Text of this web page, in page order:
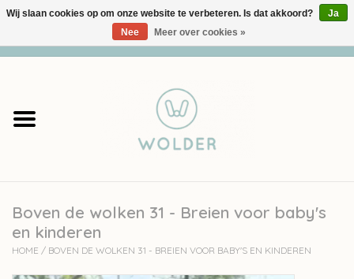
Garens
Accessoires
workshops
Boven de wolken 31 - Breien voor baby's
en kinderen
HOME / BOVEN DE WOLKEN 31 - BREIEN VOOR BABY'S EN KINDEREN
Wij slaan cookies op om onze website te verbeteren. Is dat akkoord?
Ja
Nee
Meer over cookies »